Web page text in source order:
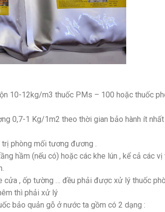
10-12kg/m3 thuốc PMs – 100 hoặc thuốc
0,7-1 Kg/1m2 theo thời gian bảo hành ít
phòng mối tương đương .
hầm (nếu có) hoặc các khe lún , kể cả các
, ốp tường … đều phải được xử lý thuốc
thì phải xử lý
bảo quản gỗ ở nước ta gồm có 2 dạng :